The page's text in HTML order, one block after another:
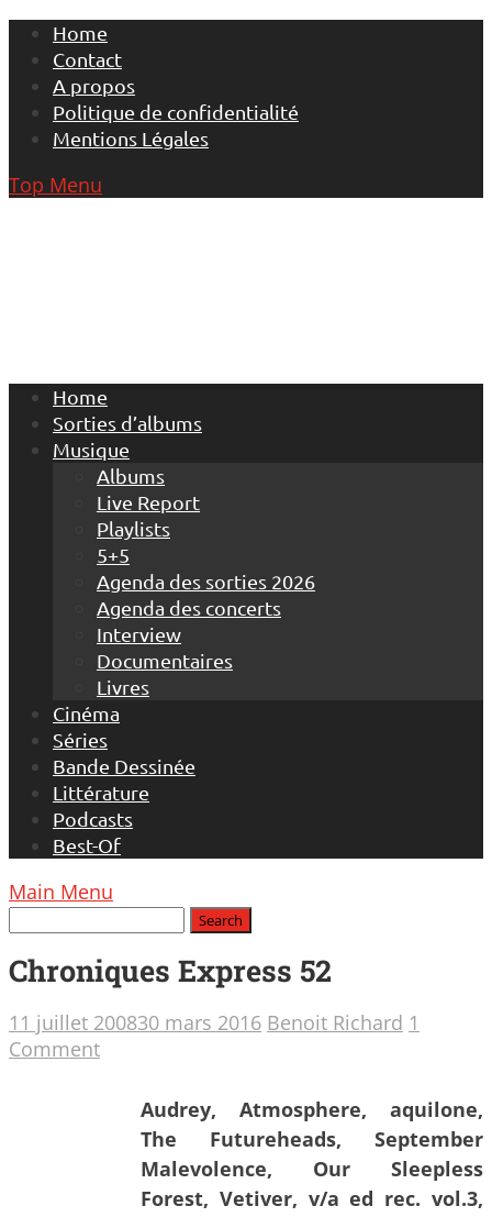
Skip
content
Home
Contact
A propos
Politique de confidentialité
Mentions Légales
Top Menu
Home
Sorties d’albums
Musique
Albums
Live Report
Playlists
5+5
Agenda des sorties 2026
Agenda des concerts
Interview
Documentaires
Livres
Cinéma
Séries
Bande Dessinée
Littérature
Podcasts
Best-Of
Main Menu
Chroniques Express 52
11 juillet 200830 mars 2016 Benoit Richard 1
Comment
Audrey, Atmosphere, aquilone,
The Futureheads, September
Malevolence, Our Sleepless
Forest, Vetiver, v/a ed rec. vol.3,